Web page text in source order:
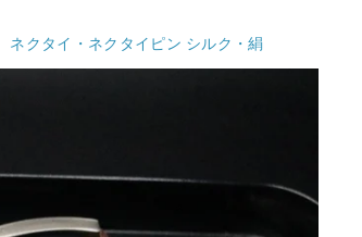
ネクタイ・ネクタイピン シルク・絹